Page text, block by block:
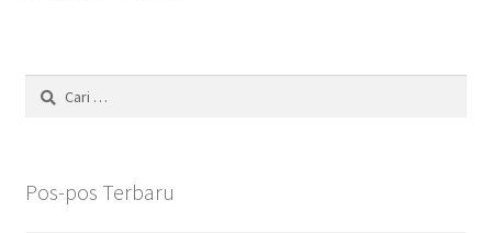
Cari
untuk:
Pos-pos Terbaru